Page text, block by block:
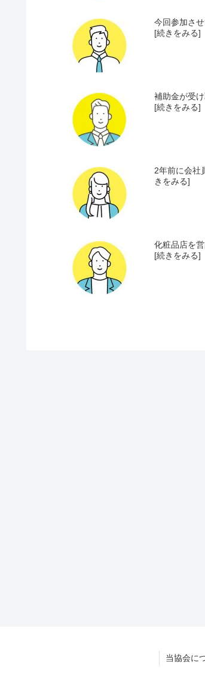
今回参加さ
[続きをみる]
補助金が受
[続きをみる]
2年前に会社
きをみる]
化粧品店を
[続きをみる]
当協会に